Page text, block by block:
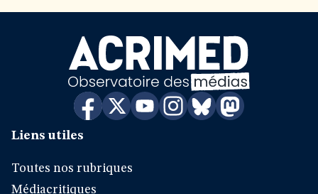
Liens utiles
Toutes nos rubriques
Médiacritiques